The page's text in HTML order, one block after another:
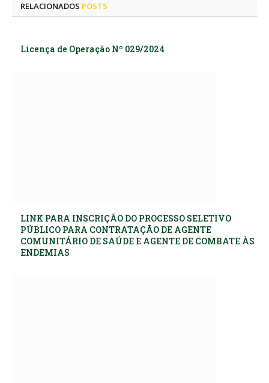
RELACIONADOS POSTS
Licença de Operação Nº 029/2024
LINK PARA INSCRIÇÃO DO PROCESSO SELETIVO
PÚBLICO PARA CONTRATAÇÃO DE AGENTE
COMUNITÁRIO DE SAÚDE E AGENTE DE COMBATE ÀS
ENDEMIAS